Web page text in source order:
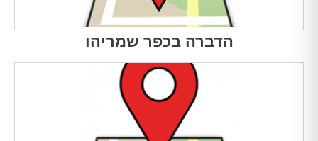
הדברה בכפר שמריהו